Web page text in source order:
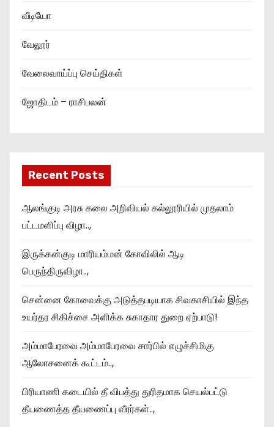
வீடியோ
வேலூர்
வேலைவாய்ப்பு செய்திகள்
ஜோதிடம் – ராசிபலன்
Recent Posts
ஆலங்குடி அரசு கலை அறிவியல் கல்லூரியில் முதலாம்
பட்டமளிப்பு விழா..,
இருக்கன்குடி மாரியம்மன் கோவிலில் ஆடி
பெருந்திருவிழா..,
சென்னை கோவைக்கு அடுத்தபடியாக சிவகாசியில் இந்த
உயர்தர சிகிச்சை அளிக்க சுகாதார துறை ஏற்பாடு!
அம்மாபேரவை அம்மாபேரவை சார்பில் எழுச்சிமிகு
ஆலோசனைக் கூட்டம்..,
பிரியாணி கடையில் தீ விபத்து துரிதமாக செயல்பட்டு
தீயணைத்த தீயணைப்பு வீரர்கள்..,